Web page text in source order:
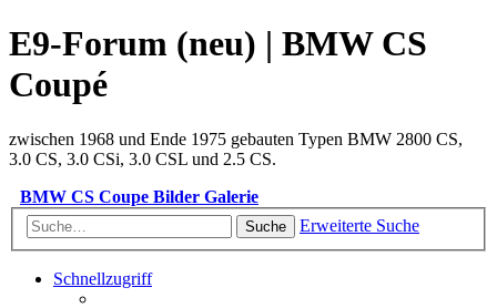
E9-Forum (neu) | BMW CS
Coupé
zwischen 1968 und Ende 1975 gebauten Typen BMW 2800 CS,
3.0 CS, 3.0 CSi, 3.0 CSL und 2.5 CS.
BMW CS Coupe Bilder Galerie
Suche Erweiterte Suche
Schnellzugriff